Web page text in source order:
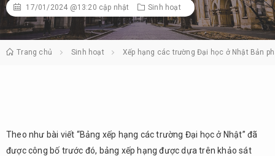
17/01/2024 @13:20 cập nhật Sinh hoạt
Trang chủ Sinh hoạt Xếp hạng các trường Đại học ở Nhật Bản
Theo như bài viết “Bảng xếp hạng các trường Đại học ở Nhật” đã
được công bố trước đó, bảng xếp hạng được dựa trên khảo sát